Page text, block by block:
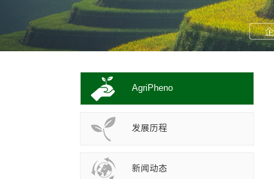
AgriPheno
发展历程
新闻动态